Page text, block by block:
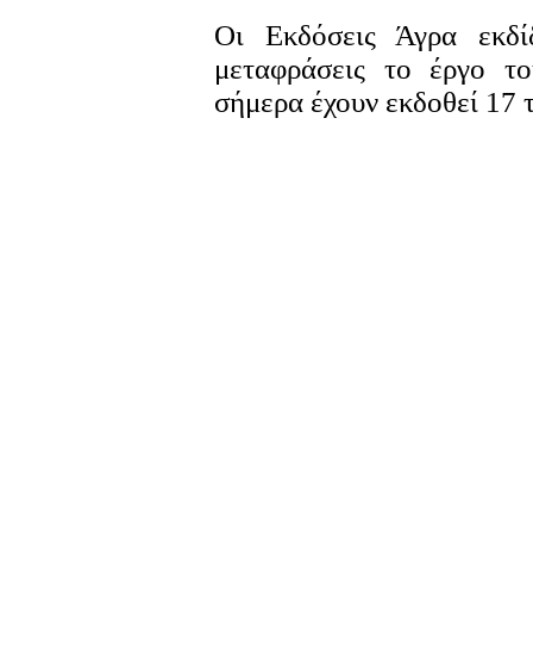
Οι Εκδόσεις Άγρα
μεταφράσεις το έργο
σήμερα έχουν εκδοθεί 17